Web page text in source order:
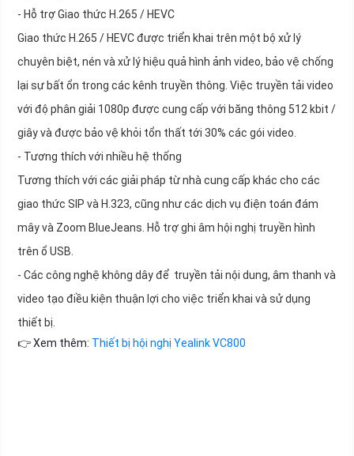
- Hỗ trợ Giao thức H.265 / HEVC
Giao thức H.265 / HEVC được triển khai trên một bộ xử lý
chuyên biệt, nén và xử lý hiệu quả hình ảnh video, bảo vệ chống
lại sự bất ổn trong các kênh truyền thông. Việc truyền tải video
với độ phân giải 1080p được cung cấp với băng thông 512 kbit /
giây và được bảo vệ khỏi tổn thất tới 30% các gói video.
- Tương thích với nhiều hệ thống
Tương thích với các giải pháp từ nhà cung cấp khác cho các
giao thức SIP và H.323, cũng như các dịch vụ điện toán đám
mây và Zoom BlueJeans. Hỗ trợ ghi âm hội nghị truyền hình
trên ổ USB.
- Các công nghệ không dây để truyền tải nội dung, âm thanh và
video tạo điều kiện thuận lợi cho việc triển khai và sử dụng
thiết bị.
👉 Xem thêm: Thiết bị hội nghị Yealink VC800